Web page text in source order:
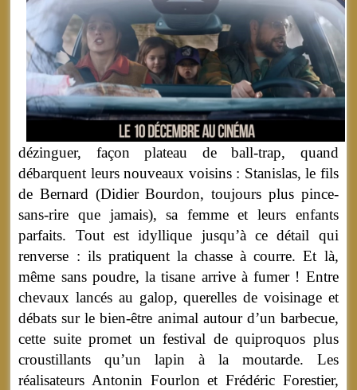
dézinguer, façon plateau de ball-trap, quand
débarquent leurs nouveaux voisins : Stanislas, le fils
de Bernard (Didier Bourdon, toujours plus pince-
sans-rire que jamais), sa femme et leurs enfants
parfaits. Tout est idyllique jusqu’à ce détail qui
renverse : ils pratiquent la chasse à courre. Et là,
même sans poudre, la tisane arrive à fumer ! Entre
chevaux lancés au galop, querelles de voisinage et
débats sur le bien-être animal autour d’un barbecue,
cette suite promet un festival de quiproquos plus
croustillants qu’un lapin à la moutarde. Les
réalisateurs Antonin Fourlon et Frédéric Forestier,